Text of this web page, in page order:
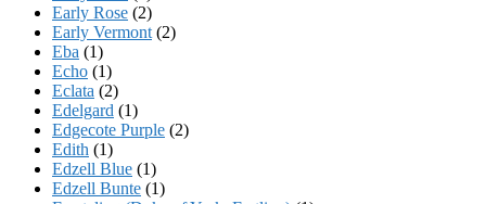
Early Rose (2)
Early Vermont (2)
Eba (1)
Echo (1)
Eclata (2)
Edelgard (1)
Edgecote Purple (2)
Edith (1)
Edzell Blue (1)
Edzell Bunte (1)